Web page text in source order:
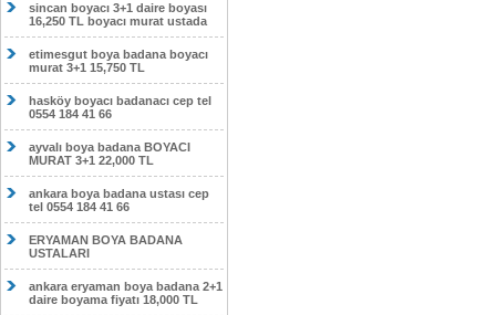
sincan boyacı 3+1 daire boyası
16,250 TL boyacı murat ustada
etimesgut boya badana boyacı
murat 3+1 15,750 TL
hasköy boyacı badanacı cep tel
0554 184 41 66
ayvalı boya badana BOYACI
MURAT 3+1 22,000 TL
ankara boya badana ustası cep
tel 0554 184 41 66
ERYAMAN BOYA BADANA
USTALARI
ankara eryaman boya badana 2+1
daire boyama fiyatı 18,000 TL